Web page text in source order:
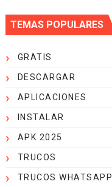
TEMAS POPULARES
GRATIS
DESCARGAR
APLICACIONES
INSTALAR
APK 2025
TRUCOS
TRUCOS WHATSAPP